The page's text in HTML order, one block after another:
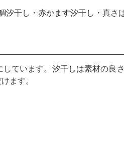
干し・赤かます汐干し・真さ
ています。汐干しは素材の良
ます。